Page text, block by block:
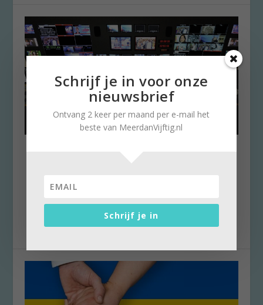
Stella Ruisch
Elke week geven we op Meerdanvijftig.nl een
tip om op het scherm naar te kijken. Zoals de...
Schrijf je in voor onze
nieuwsbrief
Ontvang 2 keer per maand per e-mail het
beste van MeerdanVijftig.nl
Schrijf je in